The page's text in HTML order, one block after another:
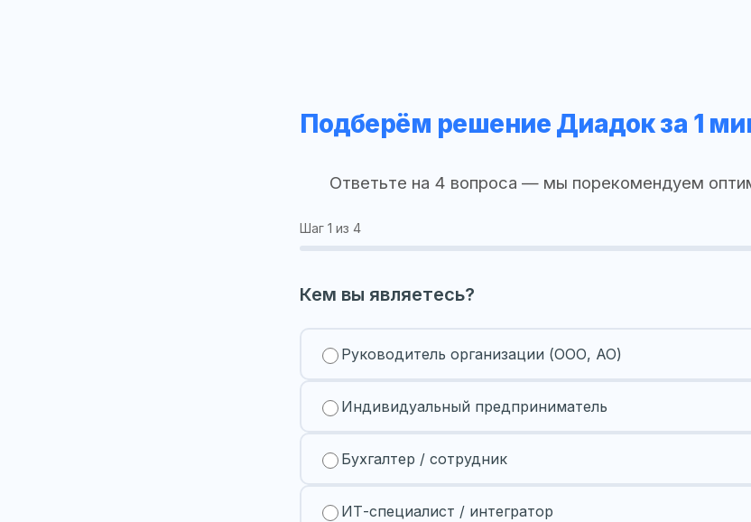
Подберём решение Диадок за 1
Ответьте на 4 вопроса — мы порекомендуем
Шаг 1 из 4
Кем вы являетесь?
Руководитель организации (ООО, АО)
Индивидуальный предприниматель
Бухгалтер / сотрудник
ИТ-специалист / интегратор